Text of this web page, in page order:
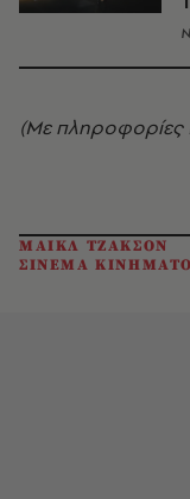
(Με
ΜΑΙΚΛ ΤΖΑΚΣΟΝ
ΣΙΝΕΜΑ